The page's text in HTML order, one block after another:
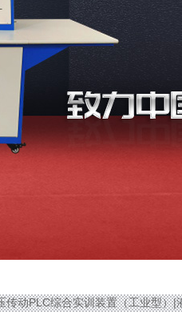
综合实训装置（工业型）|液压气动传动